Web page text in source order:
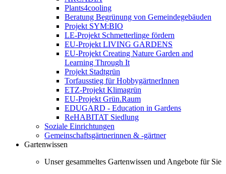
Plants4cooling
Beratung Begrünung von Gemeindegebäuden
Projekt SYM:BIO
LE-Projekt Schmetterlinge fördern
EU-Projekt LIVING GARDENS
EU-Projekt Creating Nature Garden and
Learning Through It
Projekt Stadtgrün
Torfausstieg für HobbygärtnerInnen
ETZ-Projekt Klimagrün
EU-Projekt Grün.Raum
EDUGARD - Education in Gardens
ReHABITAT Siedlung
Soziale Einrichtungen
Gemeinschaftsgärtnerinnen & -gärtner
Gartenwissen
Unser gesammeltes Gartenwissen und Angebote für Sie